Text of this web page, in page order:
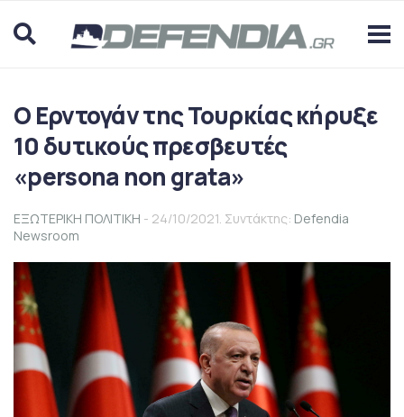
Ο Ερντογάν της Τουρκίας κήρυξε
10 δυτικούς πρεσβευτές
«persona non grata»
ΕΞΩΤΕΡΙΚΗ ΠΟΛΙΤΙΚΗ - 24/10/2021. Συντάκτης: Defendia
Newsroom